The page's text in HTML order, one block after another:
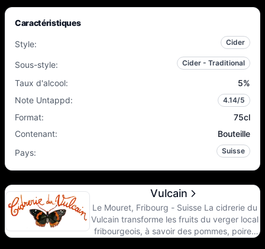
Caractéristiques
Style: Cider
Sous-style: Cider - Traditional
Taux d'alcool: 5%
Note Untappd: 4.14/5
Format:
75cl
Contenant:
Bouteille
Pays: Suisse
Vulcain
Le Mouret, Fribourg - Suisse La cidrerie du
Vulcain transforme les fruits du verger local
fribourgeois, à savoir des pommes, poires